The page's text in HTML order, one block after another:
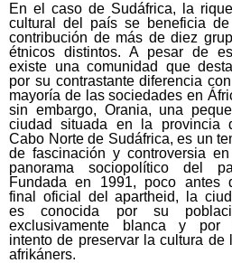
En el caso de Sudáfrica, la
cultural del país se beneficia
contribución de más de diez
étnicos distintos. A pesar de
existe una comunidad que
por su contrastante diferencia
mayoría de las sociedades en
sin embargo, Orania, una
ciudad situada en la provincia
Cabo Norte de Sudáfrica, es un
de fascinación y controversia en
panorama sociopolítico del
Fundada en 1991, poco antes
final oficial del apartheid, la
es conocida por su
exclusivamente blanca y por
intento de preservar la cultura de
afrikáners.